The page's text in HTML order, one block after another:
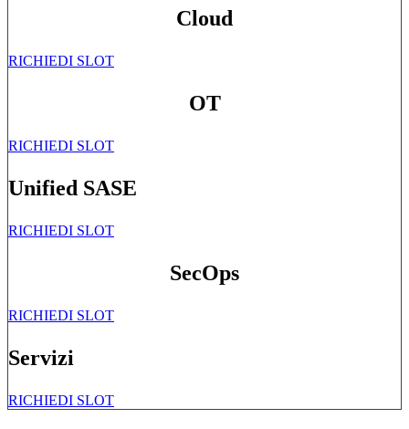
Cloud
RICHIEDI SLOT
OT
RICHIEDI SLOT
Unified SASE
RICHIEDI SLOT
SecOps
RICHIEDI SLOT
Servizi
RICHIEDI SLOT